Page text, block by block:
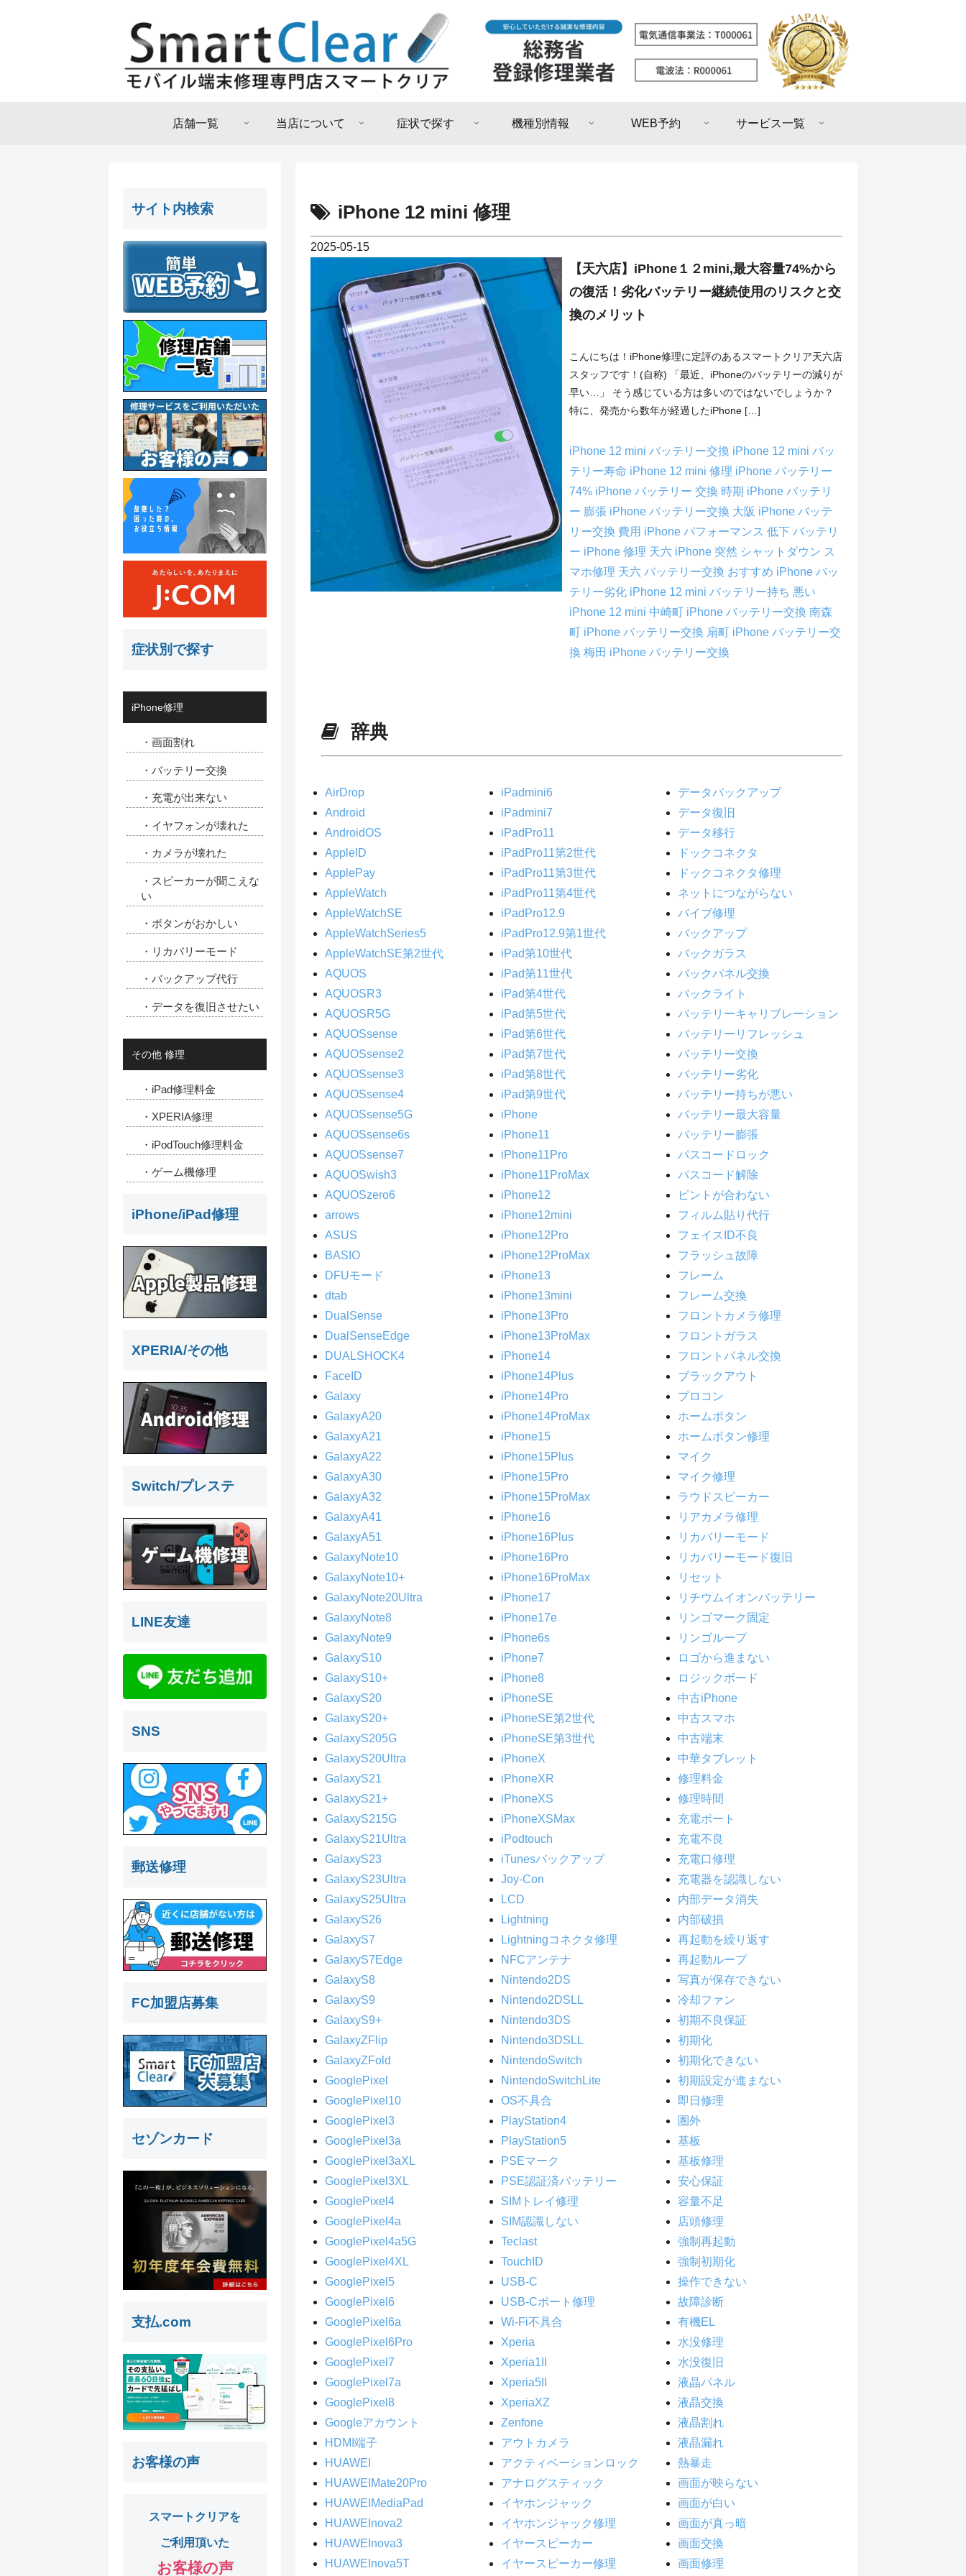
店舗一覧 当店について 症状で探す 機種別情報 WEB予約 サービス一覧
iPhone 12 mini 修理
2025-05-15
【天六店】iPhone１２mini,最大容量74%から
の復活！劣化バッテリー継続使用のリスクと交
換のメリット
こんにちは！iPhone修理に定評のあるスマートクリア天六店
スタッフです！(自称) 「最近、iPhoneのバッテリーの減りが
早い…」 そう感じている方は多いのではないでしょうか？
特に、発売から数年が経過したiPhone […]
iPhone 12 mini バッテリー交換 iPhone 12 mini バッ
テリー寿命 iPhone 12 mini 修理 iPhone バッテリー
74% iPhone バッテリー 交換 時期 iPhone バッテリ
ー 膨張 iPhone バッテリー交換 大阪 iPhone バッテ
リー交換 費用 iPhone パフォーマンス 低下 バッテリ
ー iPhone 修理 天六 iPhone 突然 シャットダウン ス
マホ修理 天六 バッテリー交換 おすすめ iPhone バッ
テリー劣化 iPhone 12 mini バッテリー持ち 悪い
iPhone 12 mini 中崎町 iPhone バッテリー交換 南森
町 iPhone バッテリー交換 扇町 iPhone バッテリー交
換 梅田 iPhone バッテリー交換
辞典
AirDrop
Android
AndroidOS
AppleID
ApplePay
AppleWatch
AppleWatchSE
AppleWatchSeries5
AppleWatchSE第2世代
AQUOS
AQUOSR3
AQUOSR5G
AQUOSsense
AQUOSsense2
AQUOSsense3
AQUOSsense4
AQUOSsense5G
AQUOSsense6s
AQUOSsense7
AQUOSwish3
AQUOSzero6
arrows
ASUS
BASIO
DFUモード
dtab
DualSense
DualSenseEdge
DUALSHOCK4
FaceID
Galaxy
GalaxyA20
GalaxyA21
GalaxyA22
GalaxyA30
GalaxyA32
GalaxyA41
GalaxyA51
GalaxyNote10
GalaxyNote10+
GalaxyNote20Ultra
GalaxyNote8
GalaxyNote9
GalaxyS10
GalaxyS10+
GalaxyS20
GalaxyS20+
GalaxyS205G
GalaxyS20Ultra
GalaxyS21
GalaxyS21+
GalaxyS215G
GalaxyS21Ultra
GalaxyS23
GalaxyS23Ultra
GalaxyS25Ultra
GalaxyS26
GalaxyS7
GalaxyS7Edge
GalaxyS8
GalaxyS9
GalaxyS9+
GalaxyZFlip
GalaxyZFold
GooglePixel
GooglePixel10
GooglePixel3
GooglePixel3a
GooglePixel3aXL
GooglePixel3XL
GooglePixel4
GooglePixel4a
GooglePixel4a5G
GooglePixel4XL
GooglePixel5
GooglePixel6
GooglePixel6a
GooglePixel6Pro
GooglePixel7
GooglePixel7a
GooglePixel8
Googleアカウント
HDMI端子
HUAWEI
HUAWEIMate20Pro
HUAWEIMediaPad
HUAWEInova2
HUAWEInova3
HUAWEInova5T
iPadmini6
iPadmini7
iPadPro11
iPadPro11第2世代
iPadPro11第3世代
iPadPro11第4世代
iPadPro12.9
iPadPro12.9第1世代
iPad第10世代
iPad第11世代
iPad第4世代
iPad第5世代
iPad第6世代
iPad第7世代
iPad第8世代
iPad第9世代
iPhone
iPhone11
iPhone11Pro
iPhone11ProMax
iPhone12
iPhone12mini
iPhone12Pro
iPhone12ProMax
iPhone13
iPhone13mini
iPhone13Pro
iPhone13ProMax
iPhone14
iPhone14Plus
iPhone14Pro
iPhone14ProMax
iPhone15
iPhone15Plus
iPhone15Pro
iPhone15ProMax
iPhone16
iPhone16Plus
iPhone16Pro
iPhone16ProMax
iPhone17
iPhone17e
iPhone6s
iPhone7
iPhone8
iPhoneSE
iPhoneSE第2世代
iPhoneSE第3世代
iPhoneX
iPhoneXR
iPhoneXS
iPhoneXSMax
iPodtouch
iTunesバックアップ
Joy-Con
LCD
Lightning
Lightningコネクタ修理
NFCアンテナ
Nintendo2DS
Nintendo2DSLL
Nintendo3DS
Nintendo3DSLL
NintendoSwitch
NintendoSwitchLite
OS不具合
PlayStation4
PlayStation5
PSEマーク
PSE認証済バッテリー
SIMトレイ修理
SIM認識しない
Teclast
TouchID
USB-C
USB-Cポート修理
Wi-Fi不具合
Xperia
Xperia1II
Xperia5II
XperiaXZ
Zenfone
アウトカメラ
アクティベーションロック
アナログスティック
イヤホンジャック
イヤホンジャック修理
イヤースピーカー
イヤースピーカー修理
データバックアップ
データ復旧
データ移行
ドックコネクタ
ドックコネクタ修理
ネットにつながらない
バイブ修理
バックアップ
バックガラス
バックパネル交換
バックライト
バッテリーキャリブレーション
バッテリーリフレッシュ
バッテリー交換
バッテリー劣化
バッテリー持ちが悪い
バッテリー最大容量
バッテリー膨張
パスコードロック
パスコード解除
ピントが合わない
フィルム貼り代行
フェイスID不良
フラッシュ故障
フレーム
フレーム交換
フロントカメラ修理
フロントガラス
フロントパネル交換
ブラックアウト
プロコン
ホームボタン
ホームボタン修理
マイク
マイク修理
ラウドスピーカー
リアカメラ修理
リカバリーモード
リカバリーモード復旧
リセット
リチウムイオンバッテリー
リンゴマーク固定
リンゴループ
ロゴから進まない
ロジックボード
中古iPhone
中古スマホ
中古端末
中華タブレット
修理料金
修理時間
充電ポート
充電不良
充電口修理
充電器を認識しない
内部データ消失
内部破損
再起動を繰り返す
再起動ループ
写真が保存できない
冷却ファン
初期不良保証
初期化
初期化できない
初期設定が進まない
即日修理
圏外
基板
基板修理
安心保証
容量不足
店頭修理
強制再起動
強制初期化
操作できない
故障診断
有機EL
水没修理
水没復旧
液晶パネル
液晶交換
液晶割れ
液晶漏れ
熱暴走
画面が映らない
画面が白い
画面が真っ暗
画面交換
画面修理
サイト内検索
症状別で探す
iPhone修理
・画面割れ
・バッテリー交換
・充電が出来ない
・イヤフォンが壊れた
・カメラが壊れた
・スピーカーが聞こえな
い
・ボタンがおかしい
・リカバリーモード
・バックアップ代行
・データを復旧させたい
その他 修理
・iPad修理料金
・XPERIA修理
・iPodTouch修理料金
・ゲーム機修理
iPhone/iPad修理
XPERIA/その他
Switch/プレステ
LINE友達
SNS
郵送修理
FC加盟店募集
セゾンカード
支払.com
お客様の声
スマートクリアを
ご利用頂いた
お客様の声